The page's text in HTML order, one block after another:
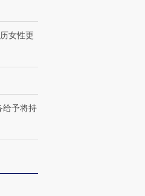
女性更
给予将持